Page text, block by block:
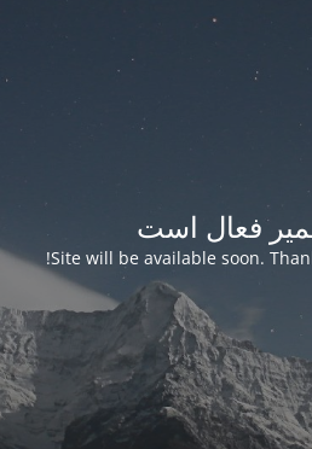
فعال است
Site will be available soon.